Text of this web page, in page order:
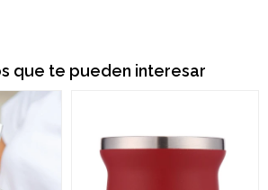
que te pueden interesar